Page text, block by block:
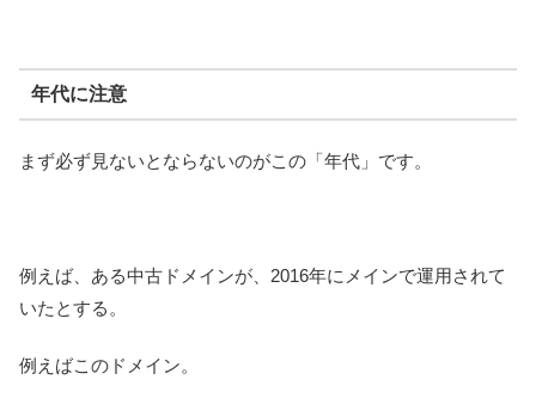
年代に注意
まず必ず見ないとならないのがこの「年代」です。
例えば、ある中古ドメインが、2016年にメインで運用されて
いたとする。
例えばこのドメイン。